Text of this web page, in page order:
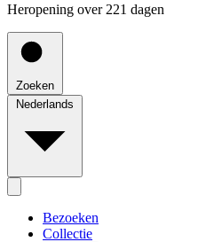
Heropening over 221 dagen
Zoeken
Nederlands
Bezoeken
Collectie